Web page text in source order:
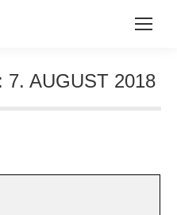
7. AUGUST 2018